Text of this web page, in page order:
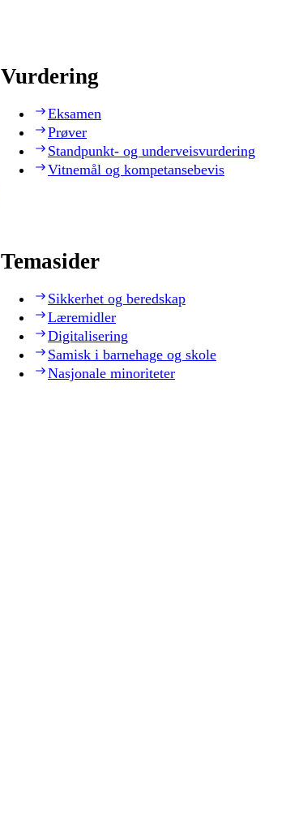
Vurdering
Eksamen
Prøver
Standpunkt- og underveisvurdering
Vitnemål og kompetansebevis
Temasider
Sikkerhet og beredskap
Læremidler
Digitalisering
Samisk i barnehage og skole
Nasjonale minoriteter